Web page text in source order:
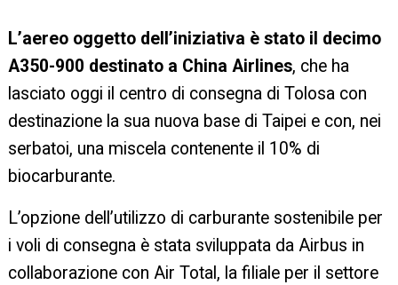
L’aereo oggetto dell’iniziativa è stato il decimo
A350-900 destinato a China Airlines, che ha
lasciato oggi il centro di consegna di Tolosa con
destinazione la sua nuova base di Taipei e con, nei
serbatoi, una miscela contenente il 10% di
biocarburante.
L’opzione dell’utilizzo di carburante sostenibile per
i voli di consegna è stata sviluppata da Airbus in
collaborazione con Air Total, la filiale per il settore